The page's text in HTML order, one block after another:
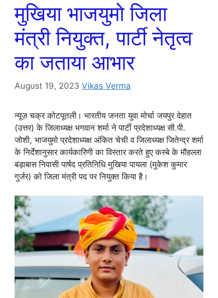
मुखिया भाजयुमो जिला
मंत्री नियुक्त, पार्टी नेतृत्व
का जताया आभार
August 19, 2023 Vikas Verma
न्यूज़ चक्र कोटपूतली। भारतीय जनता युवा मोर्चा जयपुर देहात
(उत्तर) के जिलाध्यक्ष भगवान शर्मा ने पार्टी प्रदेशाध्यक्ष सी.पी.
जोशी, भाजयुमो प्रदेशाध्यक्ष अंकित चेची व जिलाध्यक्ष जितेन्द्र शर्मा
के निर्देशानुसार कार्यकारिणी का विस्तार करते हुए कस्बे के मौहल्ला
बड़ाबास निवासी पार्षद प्रतिनिधि मुखिया पायला (मुकेश कुमार
गुर्जर) को जिला मंत्री पद पर नियुक्त किया है।